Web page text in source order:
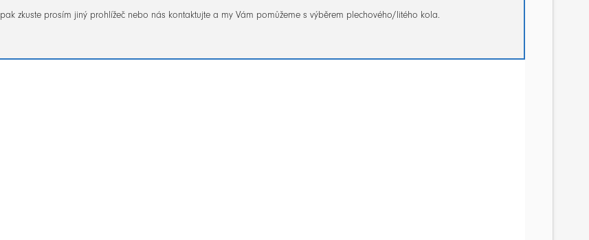
pak zkuste prosím jiný prohlížeč nebo nás kontaktujte a my Vám pomůžeme s výběrem plechového/litého kola.